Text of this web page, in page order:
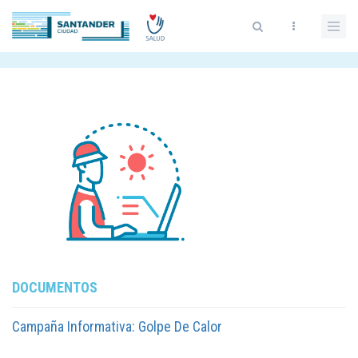
Skip
main
content
DOCUMENTOS
Campaña Informativa: Golpe De Calor